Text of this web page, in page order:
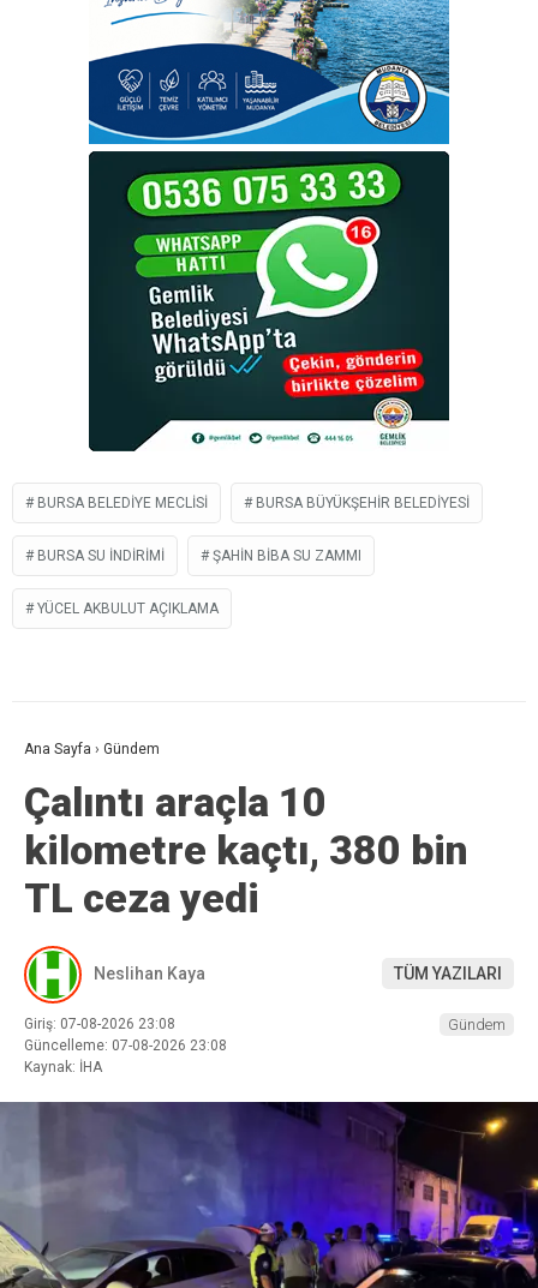
BURSA BELEDIYE MECLISI BURSA BÜYÜKŞEHIR BELEDIYESI
BURSA SU INDIRIMI ŞAHIN BIBA SU ZAMMI
YÜCEL AKBULUT AÇIKLAMA
Ana Sayfa › Gündem
Çalıntı araçla 10
kilometre kaçtı, 380 bin
TL ceza yedi
Neslihan Kaya TÜM YAZILARI
Giriş: 07-08-2026 23:08
Güncelleme: 07-08-2026 23:08
Kaynak: İHA
Gündem